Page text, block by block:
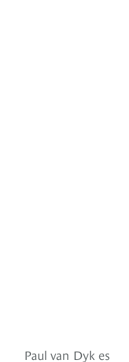
Paul van Dyk es